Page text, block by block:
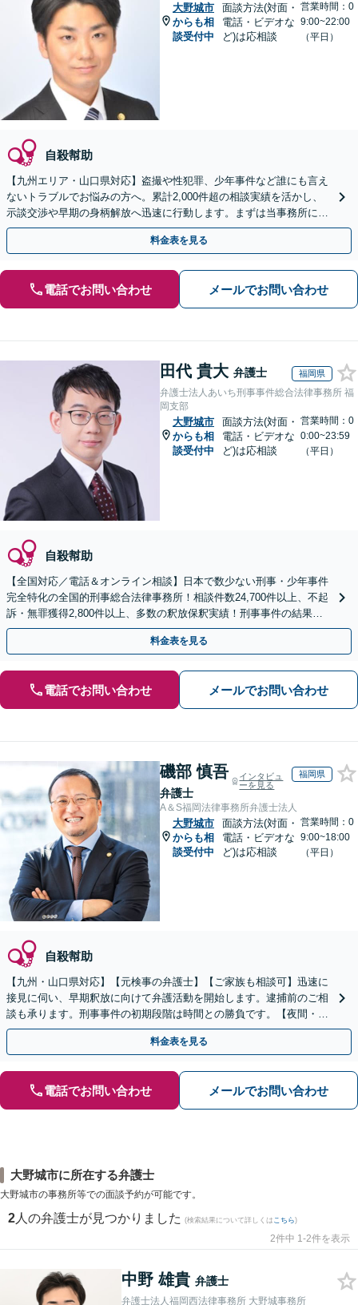
大野城市
からも相
談受付中
面談方法(対面・
電話・ビデオな
ど)は応相談
営業時間：0
9:00~22:00
（平日）
自殺幇助
【九州エリア・山口県対応】盗撮や性犯罪、少年事件など誰にも言え
ないトラブルでお悩みの方へ。累計2,000件超の相談実績を活かし、
示談交渉や早期の身柄解放へ迅速に行動します。まずは当事務所にご
相談ください。【初回相談30分無料】
料金表を見る
電話でお問い合わせ メールでお問い合わせ
田代 貴大 弁護士 福岡県
弁護士法人あいち刑事事件総合法律事務所 福
岡支部
大野城市
からも相
談受付中
面談方法(対面・
電話・ビデオな
ど)は応相談
営業時間：0
0:00~23:59
（平日）
自殺幇助
【全国対応／電話＆オンライン相談】日本で数少ない刑事・少年事件
完全特化の全国的刑事総合法律事務所！相談件数24,700件以上、不起
訴・無罪獲得2,800件以上、多数の釈放保釈実績！刑事事件の結果は
弁護士の腕次第で変わります【初回相談無料】
料金表を見る
電話でお問い合わせ メールでお問い合わせ
磯部 慎吾
弁護士
インタビュ
ーを見る
福岡県
A＆S福岡法律事務所弁護士法人
大野城市
からも相
談受付中
面談方法(対面・
電話・ビデオな
ど)は応相談
営業時間：0
9:00~18:00
（平日）
自殺幇助
【九州・山口県対応】【元検事の弁護士】【ご家族も相談可】迅速に
接見に伺い、早期釈放に向けて弁護活動を開始します。逮捕前のご相
談も承ります。刑事事件の初期段階は時間との勝負です。【夜間・休
日対応】【完全個室】【天神駅3分】
料金表を見る
電話でお問い合わせ メールでお問い合わせ
大野城市に所在する弁護士
大野城市の事務所等での面談予約が可能です。
2 人の弁護士が見つかりました (検索結果について詳しくは こちら)
2件中 1-2件を表示
中野 雄貴 弁護士
弁護士法人福岡西法律事務所 大野城事務所